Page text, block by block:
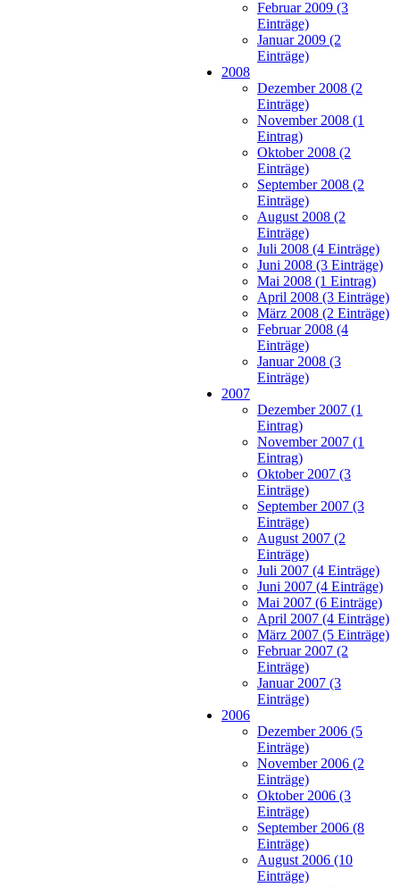
Februar 2009 (3
Einträge)
Januar 2009 (2
Einträge)
2008
Dezember 2008 (2
Einträge)
November 2008 (1
Eintrag)
Oktober 2008 (2
Einträge)
September 2008 (2
Einträge)
August 2008 (2
Einträge)
Juli 2008 (4 Einträge)
Juni 2008 (3 Einträge)
Mai 2008 (1 Eintrag)
April 2008 (3 Einträge)
März 2008 (2 Einträge)
Februar 2008 (4
Einträge)
Januar 2008 (3
Einträge)
2007
Dezember 2007 (1
Eintrag)
November 2007 (1
Eintrag)
Oktober 2007 (3
Einträge)
September 2007 (3
Einträge)
August 2007 (2
Einträge)
Juli 2007 (4 Einträge)
Juni 2007 (4 Einträge)
Mai 2007 (6 Einträge)
April 2007 (4 Einträge)
März 2007 (5 Einträge)
Februar 2007 (2
Einträge)
Januar 2007 (3
Einträge)
2006
Dezember 2006 (5
Einträge)
November 2006 (2
Einträge)
Oktober 2006 (3
Einträge)
September 2006 (8
Einträge)
August 2006 (10
Einträge)